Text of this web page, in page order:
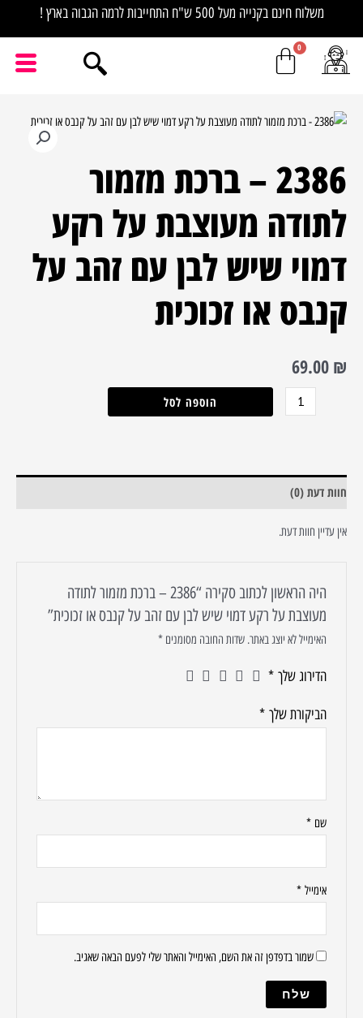
משלוח חינם בקנייה מעל 500 ש"ח התחייבות לרמה הגבוה בארץ !
2386 – ברכת מזמור
לתודה מעוצבת על רקע
דמוי שיש לבן עם זהב על
קנבס או זכוכית
69.00 ₪
כמות
2386
-
ברכת
מזמור
מעוצבת
רקע
שיש
קנבס
או
הוספה לסל
חוות דעת (0)
אין עדיין חוות דעת.
היה הראשון לכתוב סקירה “2386 – ברכת מזמור לתודה
מעוצבת על רקע דמוי שיש לבן עם זהב על קנבס או זכוכית”
האימייל לא יוצג באתר. שדות החובה מסומנים*
הדירוג שלך*
הביקורת שלך*
שם*
אימייל*
שמור בדפדפן זה את השם, האימייל והאתר שלי לפעם הבאה שאגיב.